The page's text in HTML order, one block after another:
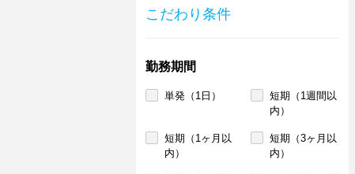
こだわり条件
勤務期間
単発（1日）
短期（1週間以
内）
短期（1ヶ月以
内）
短期（3ヶ月以
内）